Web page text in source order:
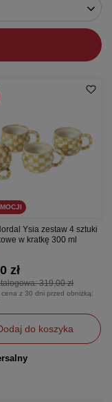
Ysia zestaw 4 sztuki
w kratkę 300 ml
319,00 zł
zł
cena z 30 dni przed obniżką:
do koszyka